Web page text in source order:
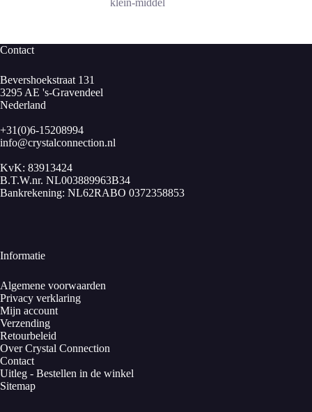
klein-middel
Contact
Bevershoekstraat 131
3295 AE 's-Gravendeel
Nederland
+31(0)6-15208994
info@crystalconnection.nl
KvK: 83913424
B.T.W.nr. NL003889963B34
Bankrekening: NL62RABO 0372358853
Informatie
Algemene voorwaarden
Privacy verklaring
Mijn account
Verzending
Retourbeleid
Over Crystal Connection
Contact
Uitleg - Bestellen in de winkel
Sitemap